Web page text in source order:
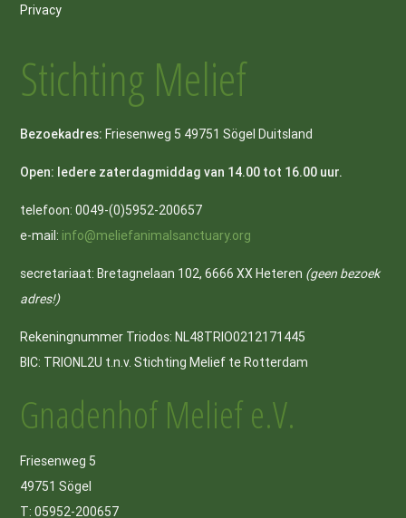
Privacy
Stichting Melief
Bezoekadres: Friesenweg 5 49751 Sögel Duitsland
Open: Iedere zaterdagmiddag van 14.00 tot 16.00 uur.
telefoon: 0049-(0)5952-200657
e-mail: info@meliefanimalsanctuary.org
secretariaat: Bretagnelaan 102, 6666 XX Heteren (geen bezoek
adres!)
Rekeningnummer Triodos: NL48TRIO0212171445
BIC: TRIONL2U t.n.v. Stichting Melief te Rotterdam
Gnadenhof Melief e.V.
Friesenweg 5
49751 Sögel
T: 05952-200657